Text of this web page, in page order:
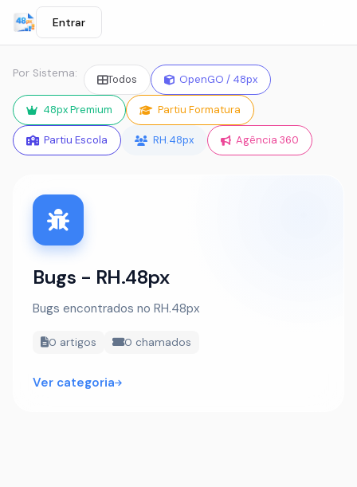
Entrar
Por Sistema: Todos OpenGO / 48px
48px Premium Partiu Formatura
Partiu Escola RH.48px Agência 360
Bugs - RH.48px
Bugs encontrados no RH.48px
0 artigos 0 chamados
Ver categoria